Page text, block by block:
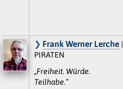
Frank Werner Lerche|
PIRATEN
„Freiheit. Würde.
Teilhabe.“